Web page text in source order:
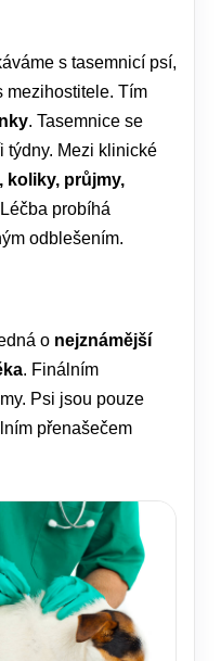
s tasemnicí psí,
mezihostitele. Tím
. Tasemnice se
týdny. Mezi klinické
koliky, průjmy,
probíhá
odblešením.
o nejznámější
. Finálním
Psi jsou pouze
přenašečem